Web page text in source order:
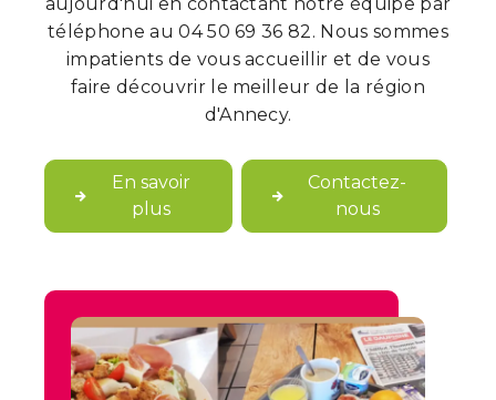
téléphone au 04 50 69 36 82. Nous sommes
impatients de vous accueillir et de vous
faire découvrir le meilleur de la région
d'Annecy.
En savoir
plus
Contactez-
nous